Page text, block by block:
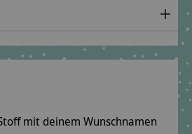
mit deinem Wunschnamen